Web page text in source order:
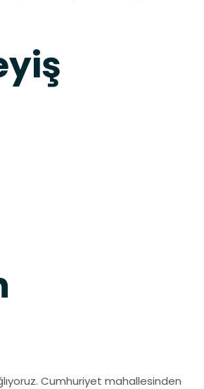
Cumhuriyet mahallesinden